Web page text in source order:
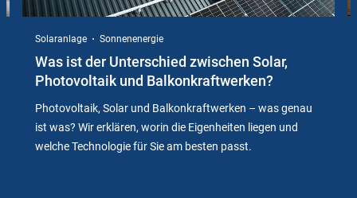
Solaranlage Sonnenenergie
Was ist der Unterschied zwischen Solar,
Photovoltaik und Balkonkraftwerken?
Photovoltaik, Solar und Balkonkraftwerken – was genau
ist was? Wir erklären, worin die Eigenheiten liegen und
welche Technologie für Sie am besten passt.